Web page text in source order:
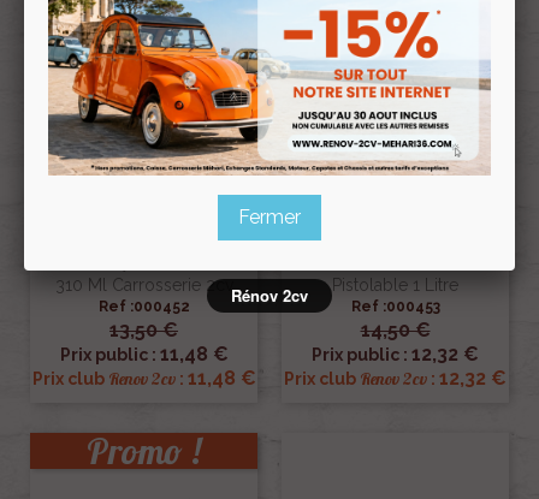
310 Ml Carrosserie 2cv
Ref :000452
13,50 €
Prix public : 11,48 €
Prix club Renov 2cv: 11,48 €
Pistolable 1 Litre
Ref :000453
14,50 €
Prix public : 12,32 €
Prix club Renov 2cv : 12,32 €
Promo !
Fermer
Rénov 2cv